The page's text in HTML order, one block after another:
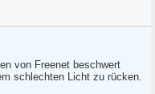
von Freenet beschwert
schlechten Licht zu rücken.